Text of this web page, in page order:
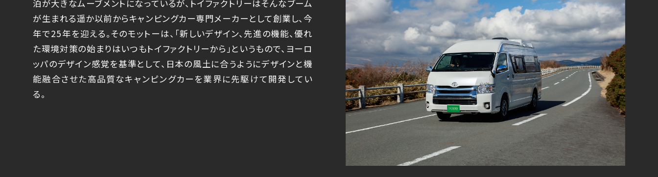
泊が大きなムーブメントになっているが、トイファクトリーはそんなブーム
が生まれる遥か以前からキャンピングカー専門メーカーとして創業し、今
年で25年を迎える。そのモットーは、「新しいデザイン、先進の機能、優れ
た環境対策の始まりはいつもトイファクトリーから」というもので、ヨーロ
ッパのデザイン感覚を基準として、日本の風土に合うようにデザインと機
能融合させた高品質なキャンピングカーを業界に先駆けて開発してい
る。